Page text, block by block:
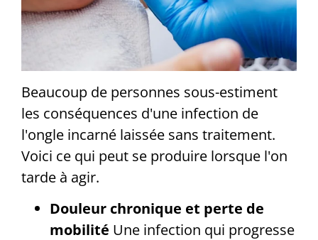
Beaucoup de personnes sous-estiment
les conséquences d'une infection de
l'ongle incarné laissée sans traitement.
Voici ce qui peut se produire lorsque l'on
tarde à agir.
Douleur chronique et perte de
mobilité Une infection qui progresse